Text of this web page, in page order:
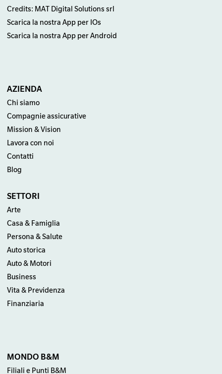
Credits: MAT Digital Solutions srl
Scarica la nostra App per IOs
Scarica la nostra App per Android
AZIENDA
Chi siamo
Compagnie assicurative
Mission & Vision
Lavora con noi
Contatti
Blog
SETTORI
Arte
Casa & Famiglia
Persona & Salute
Auto storica
Auto & Motori
Business
Vita & Previdenza
Finanziaria
MONDO B&M
Filiali e Punti B&M